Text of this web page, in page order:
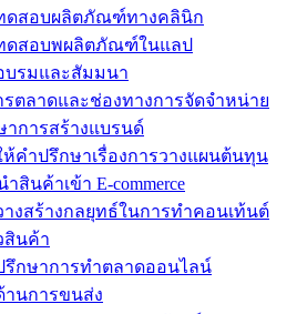
ดสอบผลิตภัณฑ์ทางคลินิก
ดสอบพผลิตภัณฑ์ในแลป
บรมและสัมมนา
ตลาดและช่องทางการจัดจำหน่าย
าการสร้างแบรนด์
ห้คำปรึกษาเรื่องการวางแผนต้นทุน
สินค้าเข้า E-commerce
างสร้างกลยุทธ์ในการทำคอนเท้นต์
สินค้า
รึกษาการทำตลาดออนไลน์
านการขนส่ง